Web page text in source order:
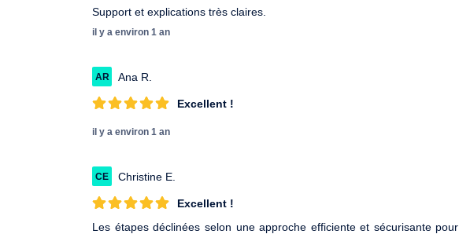
Support et explications très claires.
il y a environ 1 an
AR Ana R.
Excellent !
il y a environ 1 an
CE Christine E.
Excellent !
Les étapes déclinées selon une approche efficiente et sécurisante pour